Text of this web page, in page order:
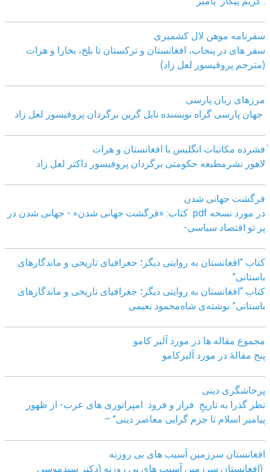
سفرنامه موهن لال کشمیری
سفر های در پنجاب، افغانستان و ترکستان تا بلخ، بخارا و هرات
(مترجم پروقیسور لعل زاد)
مرزهای زبان پارسی
جهان پارسی گراه نویسنده نایل گرین برگردان پروفیسور لعل زاد
ٰفشرده مکاتبات انگلیس با افغانستان و هرات
لاهور نشرمطبعه حکومتی برگردان پروفیسور داکتر لعل زاد
فرگشت جهانی شدن
در مورد نسخه pdf کتاب: «فرگشت جهانی شدن» - جهانی شدن در
پر تو اقتصاد سیاسی-
کتاب “افغانستان به روایتی دیگر؛ جغرافیای تاریخی و ماندگارهای
باستانی”
کتاب “افغانستان به روایتی دیگر؛ جغرافیای تاریخی و ماندگارهای
باستانی” نوشته‌ی شاه‌محمود نعیمی
مجموع مقاله ها در مورد آلبر کامو
پنج مقالهٔ در مورد آلبرکامو
پرخاشگری دینی
نظر گذرا به تاریخِ فراز و فرود امپراتوری های عرب- از ظهور
پیامبر اسلام تا جزم گرایی معاصر دینی" –
افغانستان سرزمین آسیب های بی روزنه
(افغانستان سرزمین آسیب های بی روزنه (دکتر سیدموسی